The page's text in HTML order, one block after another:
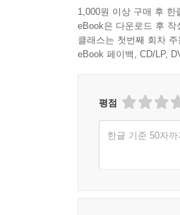
1,000원 이상 구매 후 한
eBook은 다운로드 후
클래스는 첫번째 회차
eBook 페이백, CD/LP,
평점
한글 기준 50자